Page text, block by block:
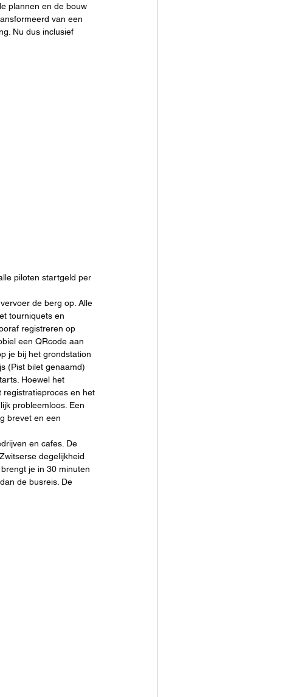
plannen en de bouw
van een
Nu dus inclusief
piloten startgeld per
de berg op. Alle
tourniquets en
registreren op
een QRcode aan
je bij het grondstation
(Pist bilet genaamd)
Hoewel het
registratieproces en het
probleemloos. Een
brevet en een
en cafes. De
degelijkheid
je in 30 minuten
de busreis. De